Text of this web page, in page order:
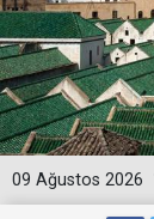
09 Ağustos 2026